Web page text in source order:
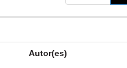
Autor(es)